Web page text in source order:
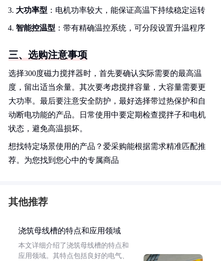
大功率型 ：电机功率较大，能保证高温下持续稳定运转
智能控温型 ：带有精确温控系统，可分段设置升温程序
三、选购注意事项
选择300度磁力搅拌器时，首先要确认实际需要的最高温
度，留出适当余量。其次要考虑搅拌容量，大容量需要更
大功率。最后要注意安全防护，最好选择带过热保护和自
动断电功能的产品。日常使用中要定期检查搅拌子和电机
状态，避免高温损坏。
想找特定场景使用的产品？爱采购能根据需求精准匹配推
荐。为您找到您心中的专属商品
其他推荐
浇筑母线槽的特点和应用领域
本文详细介绍了浇筑母线槽的特点和
应用领域。其特点包括良好的电气、